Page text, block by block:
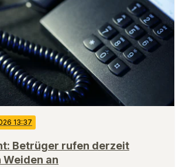
13:37
Betrüger rufen derzeit
an